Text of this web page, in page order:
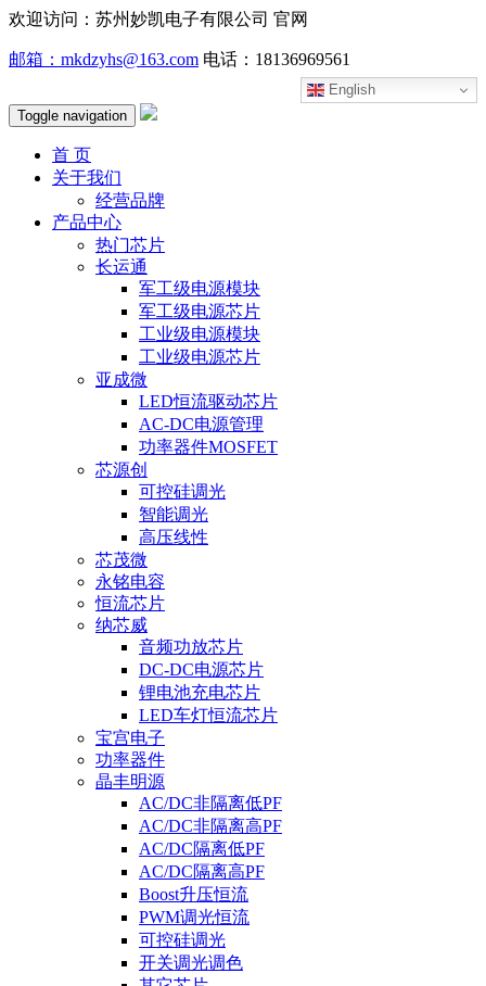
欢迎访问：苏州妙凯电子有限公司 官网
邮箱：mkdzyhs@163.com 电话：18136969561
English
Toggle navigation
首 页
关于我们
经营品牌
产品中心
热门芯片
长运通
军工级电源模块
军工级电源芯片
工业级电源模块
工业级电源芯片
亚成微
LED恒流驱动芯片
AC-DC电源管理
功率器件MOSFET
芯源创
可控硅调光
智能调光
高压线性
芯茂微
永铭电容
恒流芯片
纳芯威
音频功放芯片
DC-DC电源芯片
锂电池充电芯片
LED车灯恒流芯片
宝宫电子
功率器件
晶丰明源
AC/DC非隔离低PF
AC/DC非隔离高PF
AC/DC隔离低PF
AC/DC隔离高PF
Boost升压恒流
PWM调光恒流
可控硅调光
开关调光调色